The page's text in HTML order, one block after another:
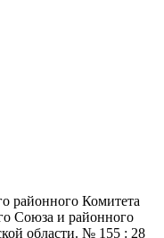
районного Комитета
Союза и районного
области. № 155 : 28